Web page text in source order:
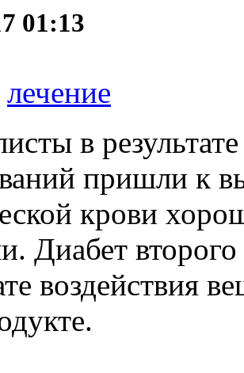
01:13
лечение
в
пришли к
крови
Диабет второго
воздействия